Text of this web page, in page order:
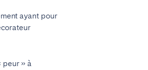
ayant pour
peur » à